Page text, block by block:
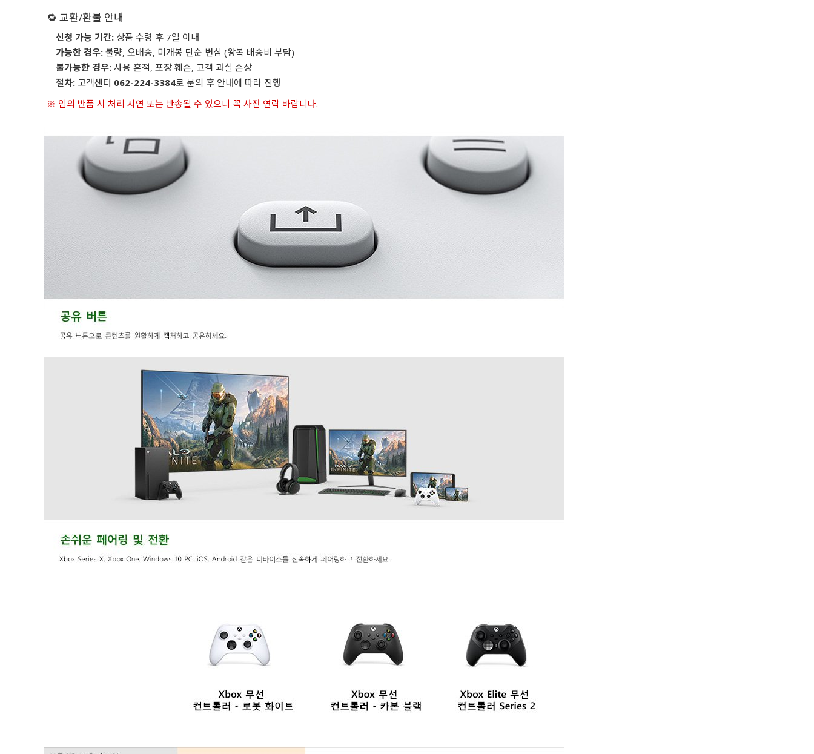
🔁 교환/환불 안내
신청 가능 기간: 상품 수령 후 7일 이내
가능한 경우: 불량, 오배송, 미개봉 단순 변심 (왕복 배송비 부담)
불가능한 경우: 사용 흔적, 포장 훼손, 고객 과실 손상
절차: 고객센터 062-224-3384로 문의 후 안내에 따라 진행
※ 임의 반품 시 처리 지연 또는 반송될 수 있으니 꼭 사전 연락 바랍니다.